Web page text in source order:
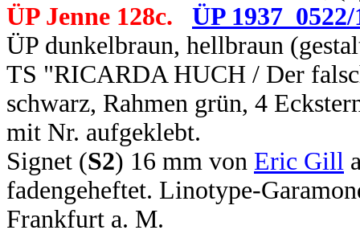
ÜP Jenne 128c.
ÜP 1937_0522/
ÜP dunkelbraun, hellbraun
TS "RICARDA HUCH / Der
schwarz, Rahmen grün, 4
mit Nr. aufgeklebt.
Signet (S2) 16 mm von Eric Gill
fadengeheftet. Linotype-
Frankfurt a. M.